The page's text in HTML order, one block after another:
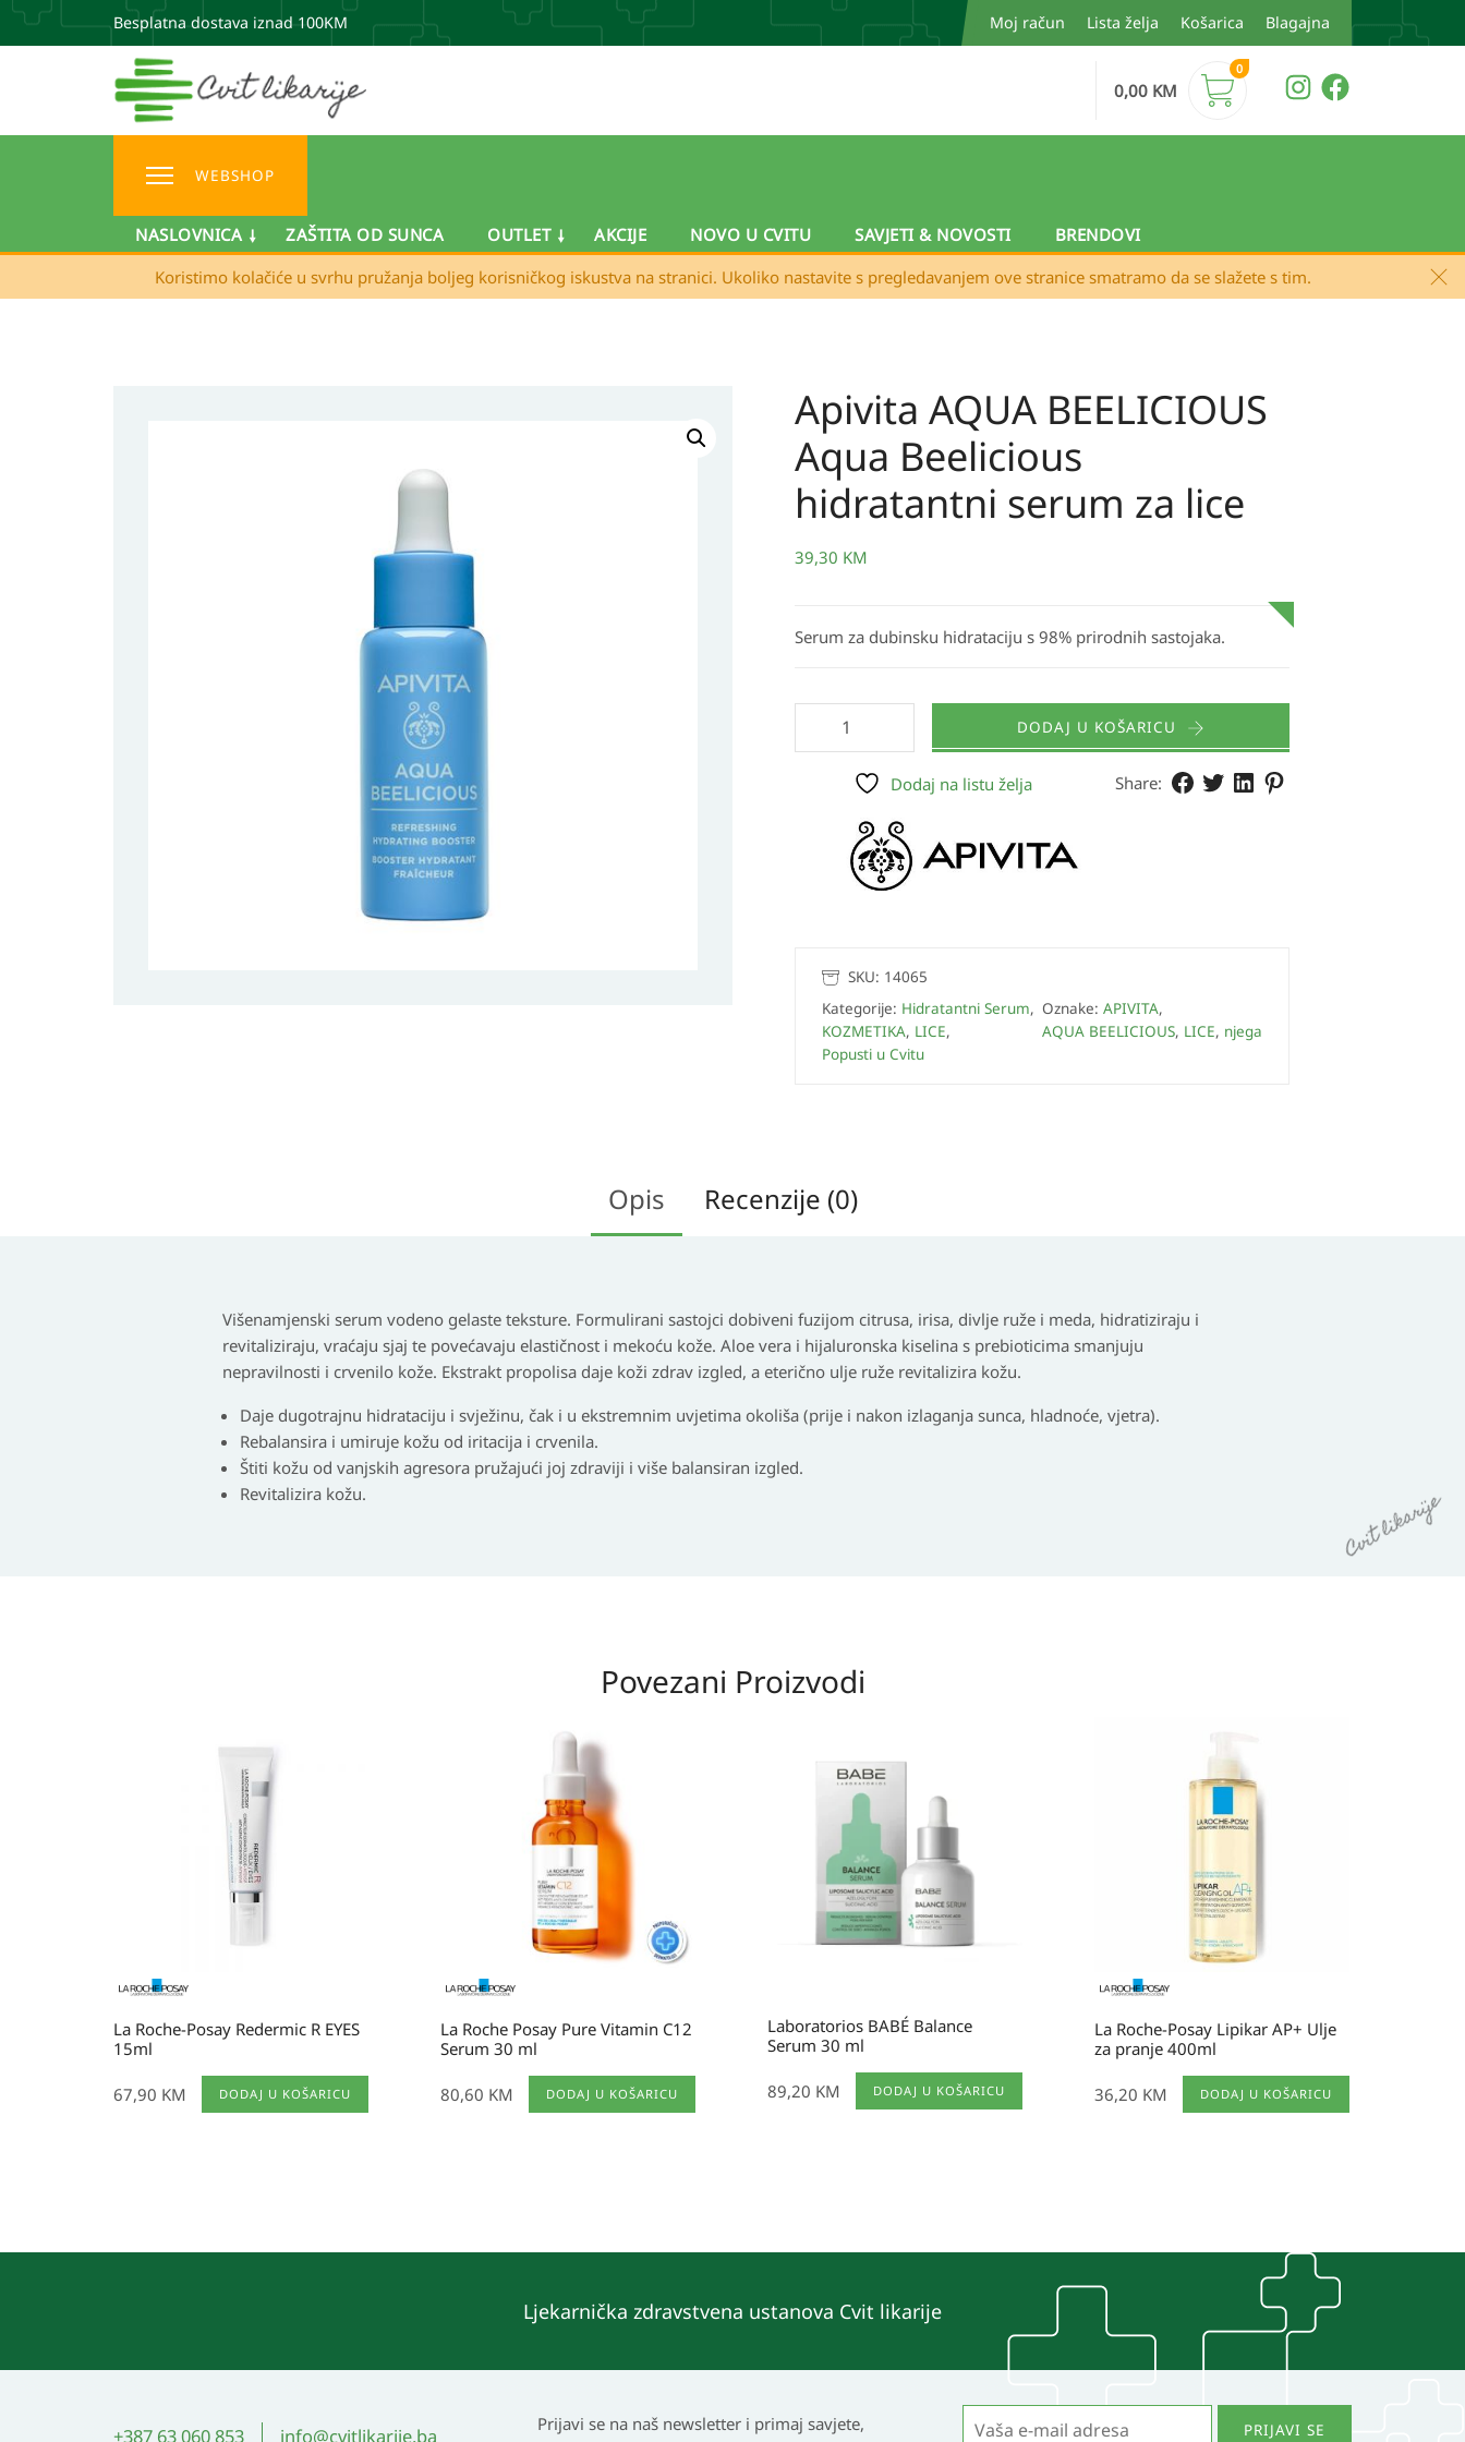
Besplatna dostava iznad 100KM Moj račun Lista želja Košarica Blagajna
0,00 KM
0
WEBSHOP
NASLOVNICA ZAŠTITA OD SUNCA OUTLET AKCIJE NOVO U CVITU SAVJETI & NOVOSTI
BRENDOVI
Koristimo kolačiće u svrhu pružanja boljeg korisničkog iskustva na stranici. Ukoliko nastavite s pregledavanjem ove stranice smatramo da se slažete s tim.
Apivita AQUA BEELICIOUS
Aqua Beelicious
hidratantni serum za lice
39,30 KM
Serum za dubinsku hidrataciju s 98% prirodnih sastojaka.
BEELICIOUS
Beelicious
hidratantni
DODAJ U KOŠARICU
Share:
Dodaj na listu želja
SKU: 14065
Kategorije: Hidratantni Serum,
KOZMETIKA, LICE,
Popusti u Cvitu
Oznake: APIVITA,
AQUA BEELICIOUS, LICE, njega
Opis Recenzije (0)
Višenamjenski serum vodeno gelaste teksture. Formulirani sastojci dobiveni fuzijom citrusa, irisa, divlje ruže i meda, hidratiziraju i
revitaliziraju, vraćaju sjaj te povećavaju elastičnost i mekoću kože. Aloe vera i hijaluronska kiselina s prebioticima smanjuju
nepravilnosti i crvenilo kože. Ekstrakt propolisa daje koži zdrav izgled, a eterično ulje ruže revitalizira kožu.
Daje dugotrajnu hidrataciju i svježinu, čak i u ekstremnim uvjetima okoliša (prije i nakon izlaganja sunca, hladnoće, vjetra).
Rebalansira i umiruje kožu od iritacija i crvenila.
Štiti kožu od vanjskih agresora pružajući joj zdraviji i više balansiran izgled.
Revitalizira kožu.
Povezani Proizvodi
La Roche-Posay Redermic R EYES
15ml
67,90 KM DODAJ U KOŠARICU
La Roche Posay Pure Vitamin C12
Serum 30 ml
80,60 KM DODAJ U KOŠARICU
Laboratorios BABÉ Balance
Serum 30 ml
89,20 KM DODAJ U KOŠARICU
La Roche-Posay Lipikar AP+ Ulje
za pranje 400ml
36,20 KM DODAJ U KOŠARICU
Ljekarnička zdravstvena ustanova Cvit likarije
+387 63 060 853 info@cvitlikarije.ba
Prijavi se na naš newsletter i primaj savjete,